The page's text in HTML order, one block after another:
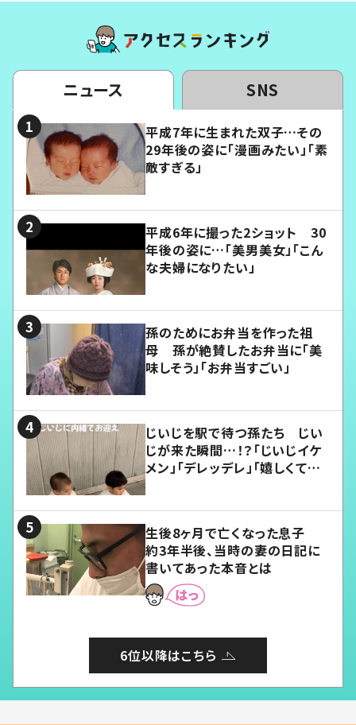
ニュース SNS
平成7年に生まれた双子…その
29年後の姿に「漫画みたい」「素
敵すぎる」
平成6年に撮った2ショット 30
年後の姿に…「美男美女」「こん
な夫婦になりたい」
孫のためにお弁当を作った祖
母 孫が絶賛したお弁当に「美
味しそう」「お弁当すごい」
じいじを駅で待つ孫たち じい
じが来た瞬間…！？「じいじイケ
メン」「デレッデレ」「嬉しくて可
生後8ヶ月で亡くなった息子
約3年半後、当時の妻の日記に
書いてあった本音とは
6位以降はこちら